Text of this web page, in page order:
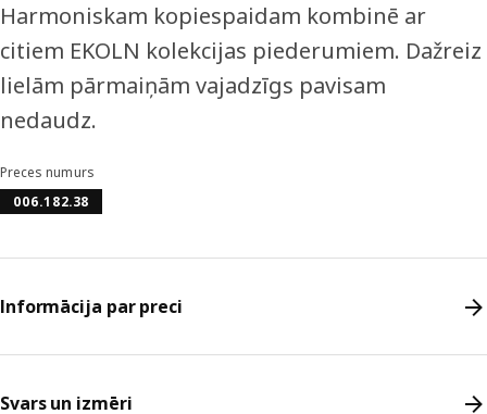
Harmoniskam kopiespaidam kombinē ar
citiem EKOLN kolekcijas piederumiem. Dažreiz
lielām pārmaiņām vajadzīgs pavisam
nedaudz.
Preces numurs
006.182.38
Informācija par preci
Svars un izmēri